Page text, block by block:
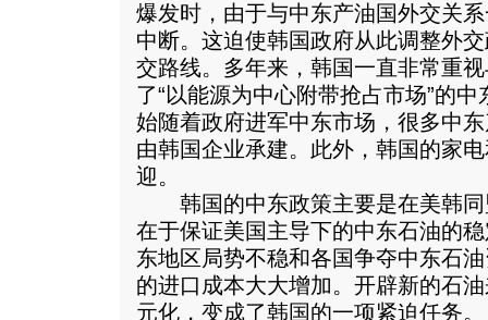
爆发时，由于与中东产油国外交关
中断。这迫使韩国政府从此调整外
交路线。多年来，韩国一直非常重
了“以能源为中心附带抢占市场”的
始随着政府进军中东市场，很多中
由韩国企业承建。此外，韩国的家
迎。
韩国的中东政策主要是在美韩同
在于保证美国主导下的中东石油的
东地区局势不稳和各国争夺中东石
的进口成本大大增加。开辟新的石
元化，变成了韩国的一项紧迫任务。